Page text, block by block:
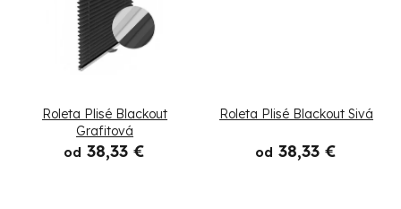
Roleta Plisé Blackout
Grafitová
od 38,33 €
Roleta Plisé Blackout Sivá
od 38,33 €